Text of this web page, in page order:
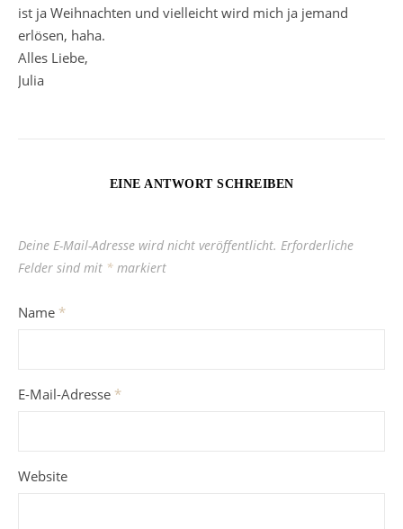
ist ja Weihnachten und vielleicht wird mich ja jemand
erlösen, haha.
Alles Liebe,
Julia
EINE ANTWORT SCHREIBEN
Deine E-Mail-Adresse wird nicht veröffentlicht. Erforderliche
Felder sind mit * markiert
Name *
E-Mail-Adresse *
Website